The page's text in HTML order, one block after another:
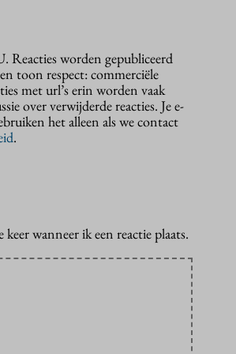
Reacties worden gepubliceerd
toon respect: commerciële
met url’s erin worden vaak
over verwijderde reacties. Je e-
het alleen als we contact
.
wanneer ik een reactie plaats.